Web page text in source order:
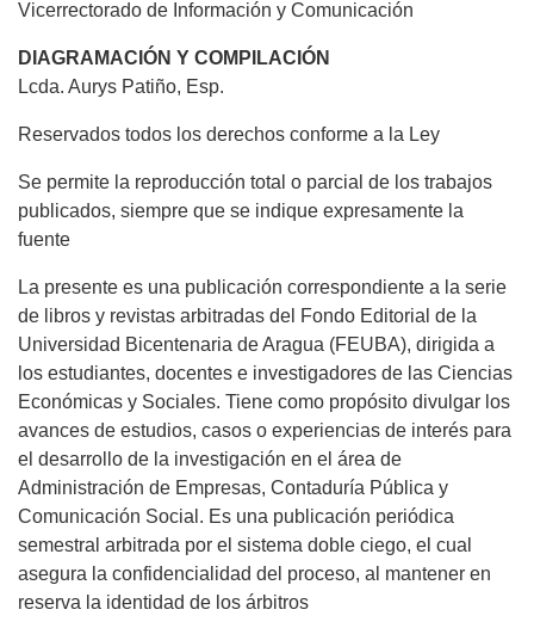
Vicerrectorado de Información y Comunicación
DIAGRAMACIÓN Y COMPILACIÓN
Lcda. Aurys Patiño, Esp.
Reservados todos los derechos conforme a la Ley
Se permite la reproducción total o parcial de los trabajos
publicados, siempre que se indique expresamente la
fuente
La presente es una publicación correspondiente a la serie
de libros y revistas arbitradas del Fondo Editorial de la
Universidad Bicentenaria de Aragua (FEUBA), dirigida a
los estudiantes, docentes e investigadores de las Ciencias
Económicas y Sociales. Tiene como propósito divulgar los
avances de estudios, casos o experiencias de interés para
el desarrollo de la investigación en el área de
Administración de Empresas, Contaduría Pública y
Comunicación Social. Es una publicación periódica
semestral arbitrada por el sistema doble ciego, el cual
asegura la confidencialidad del proceso, al mantener en
reserva la identidad de los árbitros